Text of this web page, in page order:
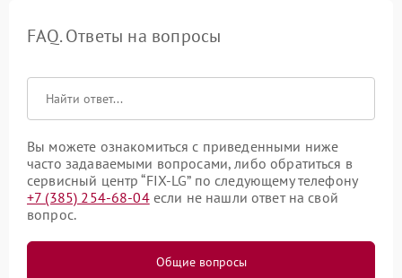
FAQ. Ответы на вопросы
Вы можете ознакомиться с приведенными ниже
часто задаваемыми вопросами, либо обратиться в
сервисный центр “FIX-LG” по следующему телефону
+7 (385) 254-68-04если не нашли ответ на свой
вопрос.
Общие вопросы